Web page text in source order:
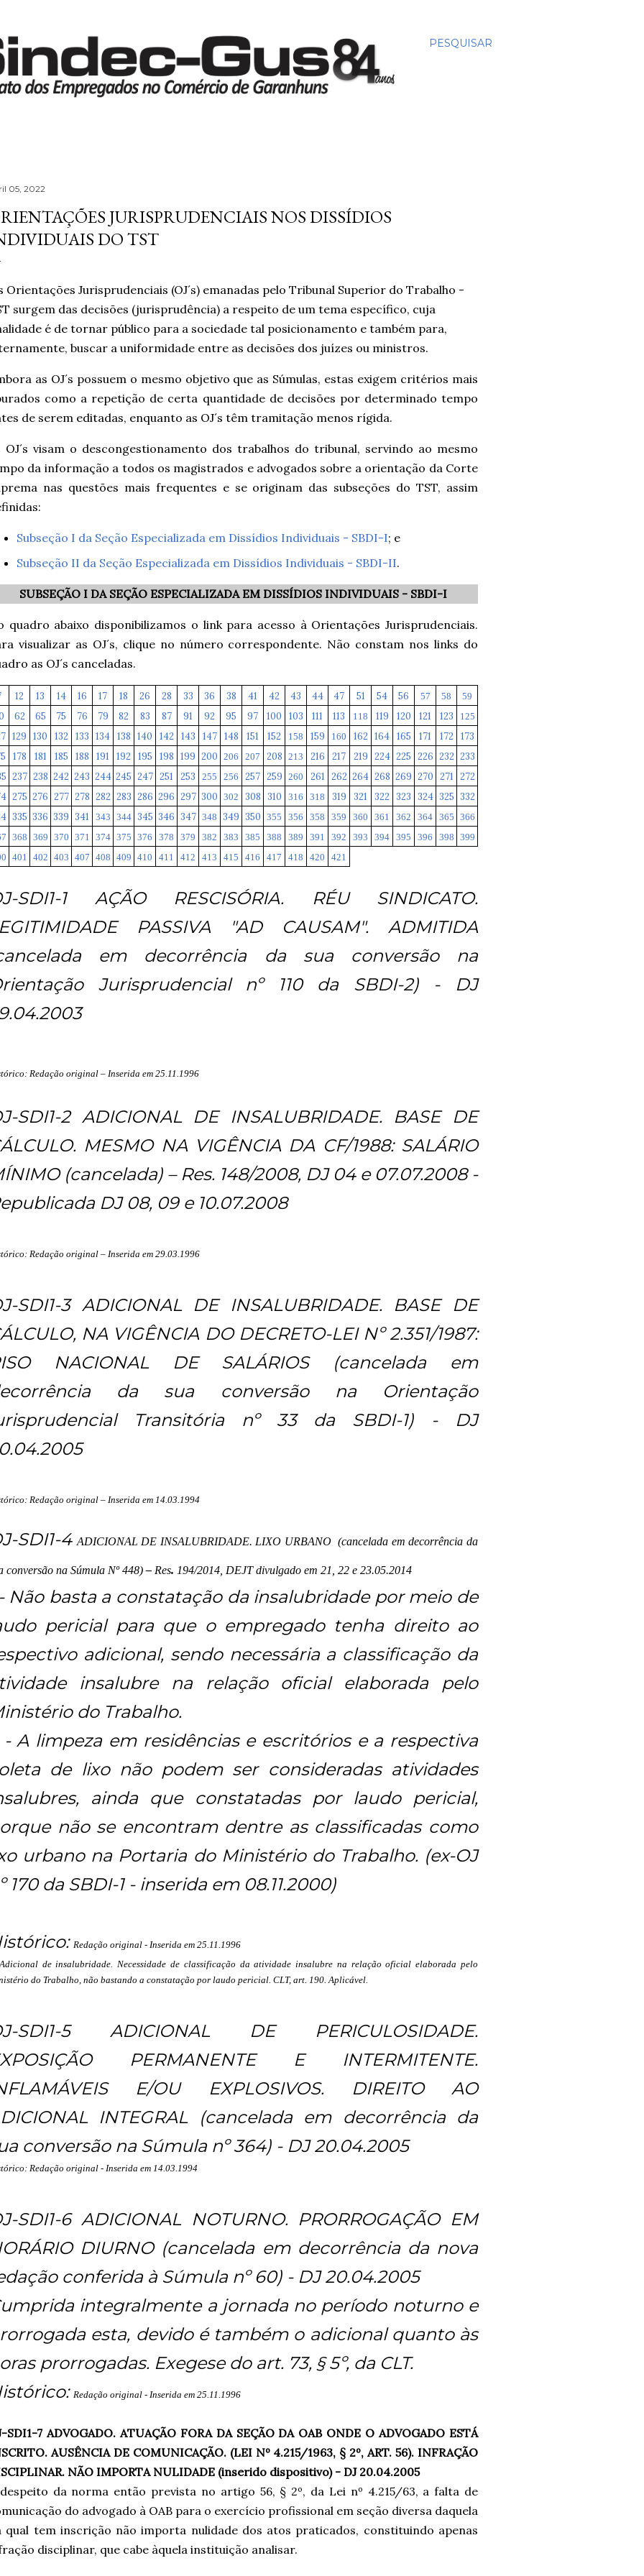
PESQUISAR
05, 2022
JURISPRUDENCIAIS NOS DISSÍDIOS
DO TST
Orientações Jurisprudenciais (OJ´s) emanadas pelo Tribunal Superior do Trabalho -
surgem das decisões (jurisprudência) a respeito de um tema específico, cuja
é de tornar público para a sociedade tal posicionamento e também para,
buscar a uniformidade entre as decisões dos juízes ou ministros.
as OJ´s possuem o mesmo objetivo que as Súmulas, estas exigem critérios mais
como a repetição de certa quantidade de decisões por determinado tempo
de serem editadas, enquanto as OJ´s têm tramitação menos rígida.
OJ´s visam o descongestionamento dos trabalhos do tribunal, servindo ao mesmo
da informação a todos os magistrados e advogados sobre a orientação da Corte
nas questões mais frequentes e se originam das subseções do TST, assim
Subseção I da Seção Especializada em Dissídios Individuais - SBDI-I; e
Subseção II da Seção Especializada em Dissídios Individuais - SBDI-II.
SUBSEÇÃO I DA SEÇÃO ESPECIALIZADA EM DISSÍDIOS INDIVIDUAIS - SBDI-I
quadro abaixo disponibilizamos o link para acesso à Orientações Jurisprudenciais.
visualizar as OJ´s, clique no número correspondente. Não constam nos links do
as OJ´s canceladas.
12 13 14 16 17 18 26 28 33 36 38 41 42 43 44 47 51 54 56 57 58 59
62 65 75 76 79 82 83 87 91 92 95 97 100 103 111 113 118 119 120 121 123 125
129 130 132 133 134 138 140 142 143 147 148 151 152 158 159 160 162 164 165 171 172
173
178 181 185 188 191 192 195 198 199 200 206 207 208 213 216 217 219 224 225 226 232 233
237 238 242 243 244 245 247 251 253 255 256 257 259 260 261 262 264 268 269 270 271 272
275 276 277 278 282 283 286 296 297 300 302 308 310 316 318 319 321 322 323 324 325 332
335 336 339 341 343 344 345 346 347 348 349 350 355 356 358 359 360 361 362 364 365 366
368 369 370 371 374 375 376 378 379 382 383 385 388 389 391 392 393 394 395 396 398 399
401 402 403 407 408 409 410 411 412 413 415 416 417 418 420 421
SDI1-1 AÇÃO RESCISÓRIA. RÉU SINDICATO.
PASSIVA "AD CAUSAM". ADMITIDA
em decorrência da sua conversão na
Jurisprudencial nº 110 da SBDI-2) - DJ
Redação original – Inserida em 25.11.1996
SDI1-2 ADICIONAL DE INSALUBRIDADE. BASE DE
MESMO NA VIGÊNCIA DA CF/1988: SALÁRIO
(cancelada) – Res. 148/2008, DJ 04 e 07.07.2008 -
DJ 08, 09 e 10.07.2008
Redação original – Inserida em 29.03.1996
SDI1-3 ADICIONAL DE INSALUBRIDADE. BASE DE
NA VIGÊNCIA DO DECRETO-LEI Nº 2.351/1987:
NACIONAL DE SALÁRIOS (cancelada em
da sua conversão na Orientação
Transitória nº 33 da SBDI-1) - DJ
Redação original – Inserida em 14.03.1994
SDI1-4 ADICIONAL DE INSALUBRIDADE. LIXO URBANO (cancelada em decorrência da
conversão na Súmula Nº 448)– Res. 194/2014, DEJT divulgado em 21, 22 e 23.05.2014
Não basta a constatação da insalubridade por meio de
pericial para que o empregado tenha direito ao
adicional, sendo necessária a classificação da
insalubre na relação oficial elaborada pelo
do Trabalho.
- A limpeza em residências e escritórios e a respectiva
de lixo não podem ser consideradas atividades
ainda que constatadas por laudo pericial,
não se encontram dentre as classificadas como
urbano na Portaria do Ministério do Trabalho. (ex-OJ
170 da SBDI-1 - inserida em 08.11.2000)
Redação original - Inserida em 25.11.1996
de insalubridade. Necessidade de classificação da atividade insalubre na relação oficial elaborada pelo
do Trabalho, não bastando a constatação por laudo pericial. CLT, art. 190. Aplicável.
SDI1-5 ADICIONAL DE PERICULOSIDADE.
PERMANENTE E INTERMITENTE.
E/OU EXPLOSIVOS. DIREITO AO
INTEGRAL (cancelada em decorrência da
conversão na Súmula nº 364) - DJ 20.04.2005
Redação original - Inserida em 14.03.1994
SDI1-6 ADICIONAL NOTURNO. PRORROGAÇÃO EM
DIURNO (cancelada em decorrência da nova
conferida à Súmula nº 60) - DJ 20.04.2005
integralmente a jornada no período noturno e
esta, devido é também o adicional quanto às
prorrogadas. Exegese do art. 73, § 5º, da CLT.
Redação original - Inserida em 25.11.1996
SDI1-7 ADVOGADO. ATUAÇÃO FORA DA SEÇÃO DA OAB ONDE O ADVOGADO ESTÁ
AUSÊNCIA DE COMUNICAÇÃO. (LEI Nº 4.215/1963, § 2º, ART. 56). INFRAÇÃO
NÃO IMPORTA NULIDADE (inserido dispositivo) - DJ 20.04.2005
da norma então prevista no artigo 56, § 2º, da Lei nº 4.215/63, a falta de
do advogado à OAB para o exercício profissional em seção diversa daquela
qual tem inscrição não importa nulidade dos atos praticados, constituindo apenas
disciplinar, que cabe àquela instituição analisar.